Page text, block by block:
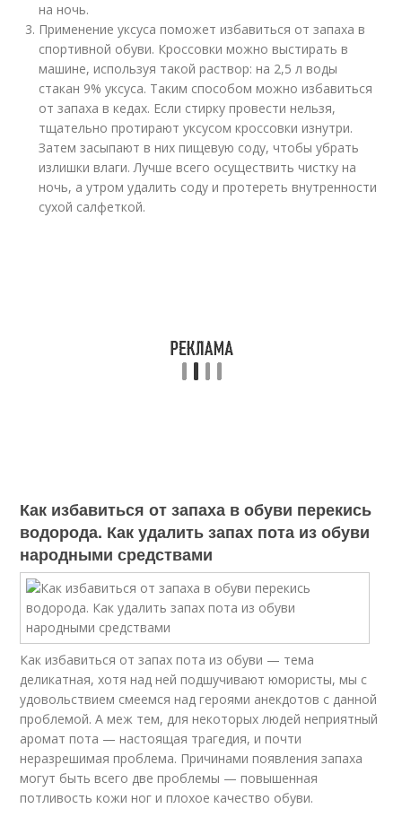
на ночь.
Применение уксуса поможет избавиться от запаха в
спортивной обуви. Кроссовки можно выстирать в
машине, используя такой раствор: на 2,5 л воды
стакан 9% уксуса. Таким способом можно избавиться
от запаха в кедах. Если стирку провести нельзя,
тщательно протирают уксусом кроссовки изнутри.
Затем засыпают в них пищевую соду, чтобы убрать
излишки влаги. Лучше всего осуществить чистку на
ночь, а утром удалить соду и протереть внутренности
сухой салфеткой.
Как избавиться от запаха в обуви перекись
водорода. Как удалить запах пота из обуви
народными средствами
Как избавиться от запах пота из обуви — тема
деликатная, хотя над ней подшучивают юмористы, мы с
удовольствием смеемся над героями анекдотов с данной
проблемой. А меж тем, для некоторых людей неприятный
аромат пота — настоящая трагедия, и почти
неразрешимая проблема. Причинами появления запаха
могут быть всего две проблемы — повышенная
потливость кожи ног и плохое качество обуви.